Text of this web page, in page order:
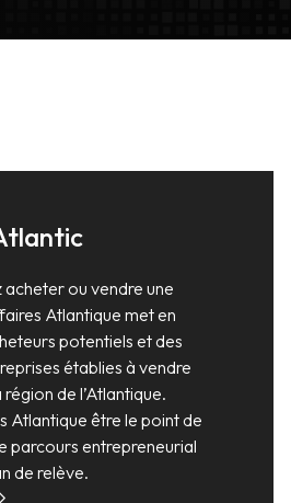
acheter ou vendre une
Atlantique met en
potentiels et des
établies à vendre
de l’Atlantique.
Atlantique être le point de
parcours entrepreneurial
de relève.